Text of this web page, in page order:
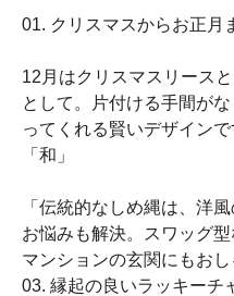
01. クリスマスからお正月
12月はクリスマスリース
として。片付ける手間が
ってくれる賢いデザイン
「和」
「伝統的なしめ縄は、洋
お悩みも解決。スワッグ
マンションの玄関にもおし
03. 縁起の良いラッキーチ